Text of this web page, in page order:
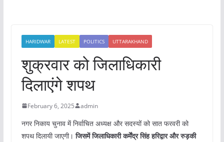
HARIDWAR LATEST POLITICS UTTARAKHAND
शुक्रवार को जिलाधिकारी
दिलाएंगे शपथ
February 6, 2025 admin
नगर निकाय चुनाव में निर्वाचित अध्यक्ष और सदस्यों को सात फरवरी को
शपथ दिलायी जाएगी।जिसमें जिलाधिकारी कर्मेंद्र सिंह हरिद्वार और रुड़की